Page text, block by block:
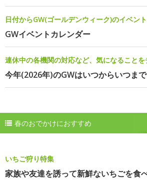
日付からGW(ゴールデンウィーク)のイベン
GWイベントカレンダー
連休中の各機関の対応など、気になることを
今年(2026年)のGWはいつからいつまで
春のおでかけにおすすめ
いちご狩り特集
家族や友達を誘って新鮮ないちごを食